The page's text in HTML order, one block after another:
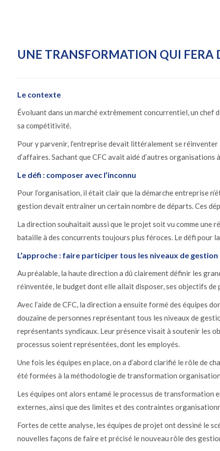
UNE TRANSFORMATION QUI FERA
Le contexte
Évoluant dans un marché extrêmement concurrentiel, un
sa compétitivité.
Pour y parvenir, l’entreprise devait littéralement se réinventer
d’affaires. Sachant que CFC avait aidé d’autres
Le défi : composer avec l’inconnu
Pour l’organisation, il était clair que la démarche entreprise
gestion devait entraîner un certain nombre de départs. Ces
La direction souhaitait aussi que le projet soit vu comme une
bataille à des concurrents toujours plus féroces. Le défi pour
L’approche : faire participer tous les niveaux de gestion
Au préalable, la haute direction a dû clairement définir les
réinventée, le budget dont elle allait disposer, ses objectifs
Avec l’aide de CFC, la direction a ensuite formé des équipes
douzaine de personnes représentant tous les niveaux de
représentants syndicaux. Leur présence visait à soutenir les
processus soient représentées, dont les employés.
Une fois les équipes en place, on a d’abord clarifié le rôle de
été formées à la méthodologie de transformation
Les équipes ont alors entamé le processus de
externes, ainsi que des limites et des contraintes
Fortes de cette analyse, les équipes de projet ont dessiné le
nouvelles façons de faire et précisé le nouveau rôle des